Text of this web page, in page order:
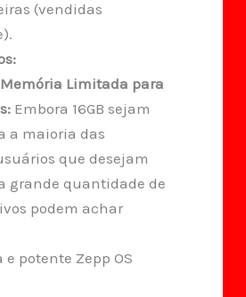
(vendidas
Limitada para
Embora 16GB sejam
a maioria das
que desejam
grande quantidade de
podem achar
potente Zepp OS